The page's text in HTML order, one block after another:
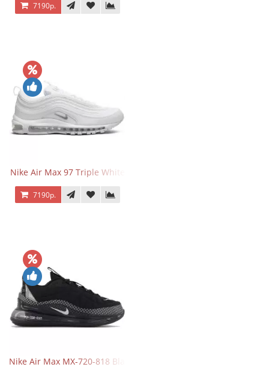
7190р.
Nike Air Max 97 Triple White
7190р.
Nike Air Max MX-720-818 Black